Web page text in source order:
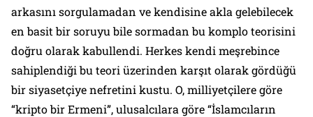
arkasını sorgulamadan ve kendisine akla gelebilecek
en basit bir soruyu bile sormadan bu komplo teorisini
doğru olarak kabullendi. Herkes kendi meşrebince
sahiplendiği bu teori üzerinden karşıt olarak gördüğü
bir siyasetçiye nefretini kustu. O, milliyetçilere göre
“kripto bir Ermeni”, ulusalcılara göre“İslamcıların